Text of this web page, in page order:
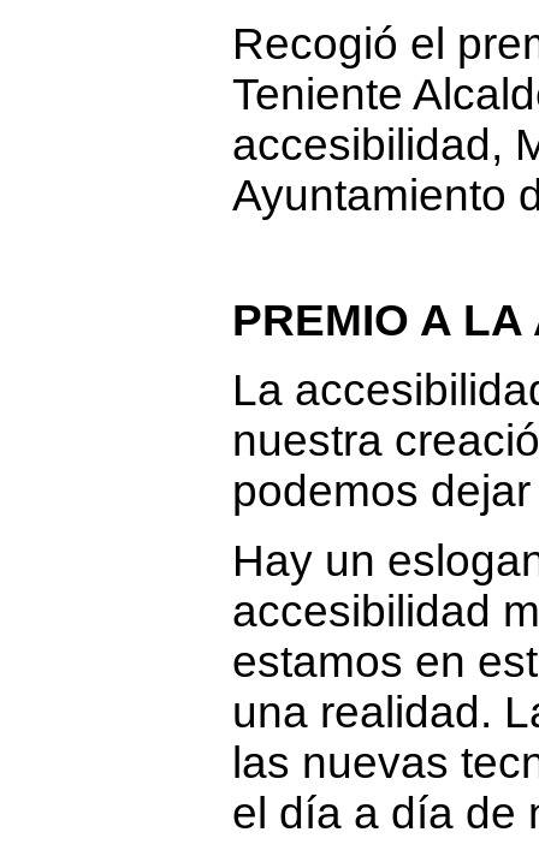
Recogió el
Teniente
accesibilidad,
Ayuntamiento
PREMIO A
La
nuestra
podemos
Hay un
accesibilidad
estamos en
una realidad.
las nuevas
el día a día de